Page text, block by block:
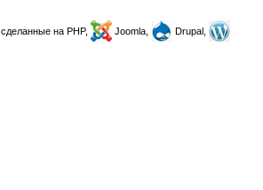
, сделанные на PHP, Joomla,
Drupal,